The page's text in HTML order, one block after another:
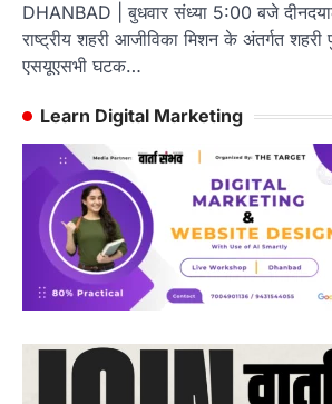
DHANBAD | बुधवार संध्या 5:00 बजे
राष्ट्रीय शहरी आजीविका मिशन के अंतर्गत
एसयूएसभी घटक…
Learn Digital Marketing